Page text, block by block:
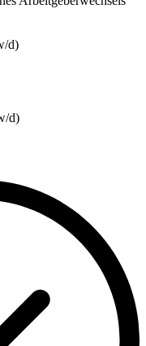
d)
d)